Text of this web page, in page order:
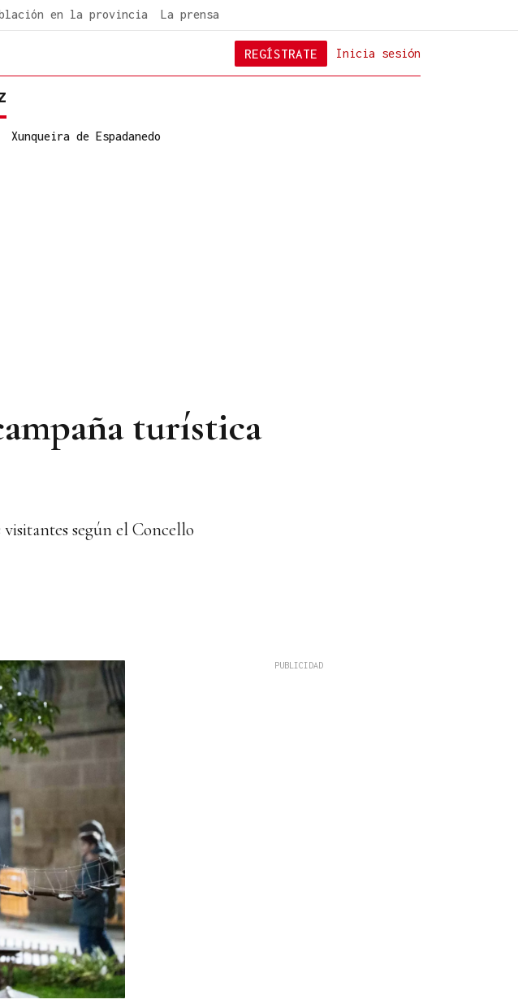
en la provincia La prensa
Inicia sesión
REGÍSTRATE
Xunqueira de Espadanedo
turística
según el Concello